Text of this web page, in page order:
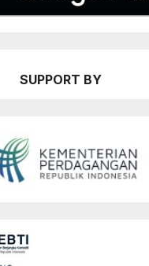
SUPPORT BY